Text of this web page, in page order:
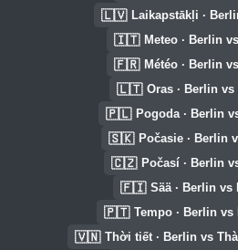
🇱🇻 Laikapstākļi ·
🇮🇹 Meteo · Berlin
🇫🇷 Météo · Berlin
🇱🇹 Oras · Berlin
🇵🇱 Pogoda · Berlin
🇸🇰 Počasie · Berlin
🇨🇿 Počasí · Berlin
🇫🇮 Sää · Berlin vs
🇵🇹 Tempo · Berlin vs
🇻🇳 Thời tiết · Berlin vs